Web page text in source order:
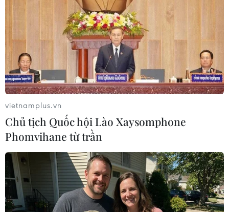
Porsche thu hồi hàng trăm xe sang tại thị
trường Trung Quốc
04/04/2021 11:35
Các xe thuộc những dòng 911, Boxster, Cayman và
Taycan của Porsche sản xuất trong giai đoạn từ 14/10-
23/12/2020 bị thu hồi do lỗi thiết kế liên quan đến các
vietnamplus.vn
Chủ tịch Quốc hội Lào Xaysomphone
Phomvihane từ trần